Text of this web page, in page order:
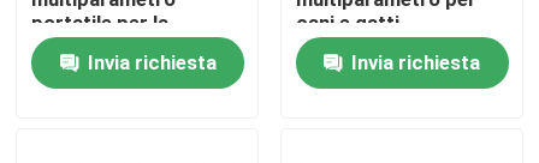
Notizie
portatile per la
diagnosi degli animali
Invia richiesta
cani e gatti
Invia richiesta